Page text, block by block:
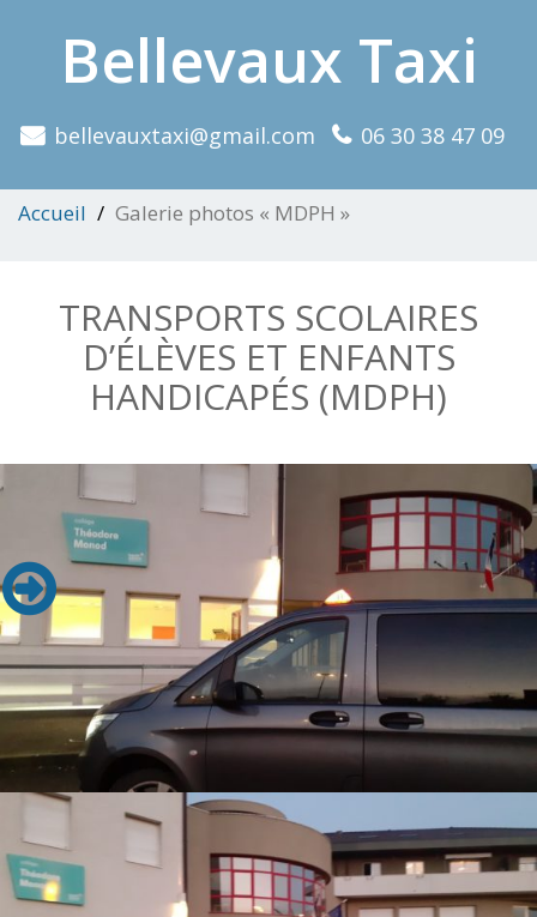
Bellevaux Taxi
bellevauxtaxi@gmail.com 06 30 38 47 09
Accueil Galerie photos « MDPH »
TRANSPORTS SCOLAIRES
D’ÉLÈVES ET ENFANTS
HANDICAPÉS (MDPH)